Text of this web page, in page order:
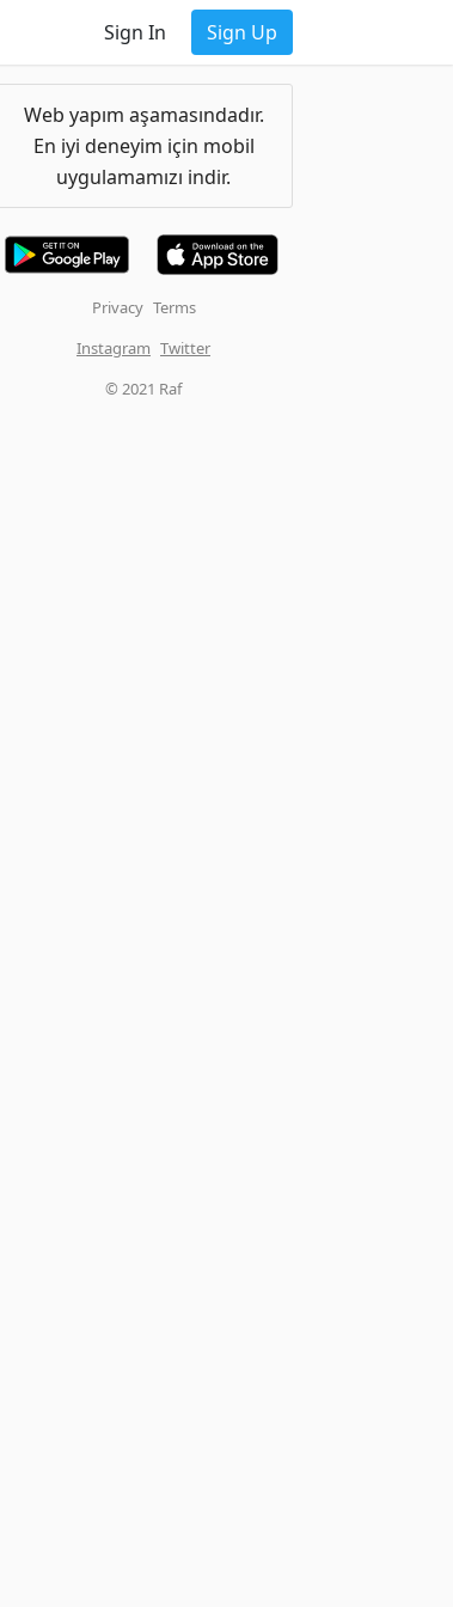
Sign In Sign Up
Web yapım aşamasındadır.
En iyi deneyim için mobil
uygulamamızı indir.
Privacy Terms
Instagram Twitter
© 2021 Raf